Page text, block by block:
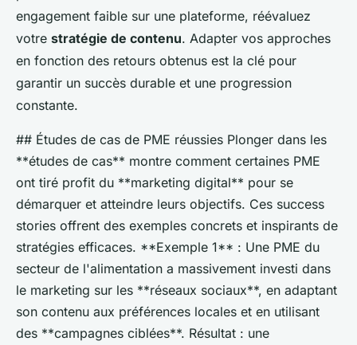
engagement faible sur une plateforme, réévaluez
votre stratégie de contenu. Adapter vos approches
en fonction des retours obtenus est la clé pour
garantir un succès durable et une progression
constante.
## Études de cas de PME réussies Plonger dans les
**études de cas** montre comment certaines PME
ont tiré profit du **marketing digital** pour se
démarquer et atteindre leurs objectifs. Ces success
stories offrent des exemples concrets et inspirants de
stratégies efficaces. **Exemple 1** : Une PME du
secteur de l'alimentation a massivement investi dans
le marketing sur les **réseaux sociaux**, en adaptant
son contenu aux préférences locales et en utilisant
des **campagnes ciblées**. Résultat : une